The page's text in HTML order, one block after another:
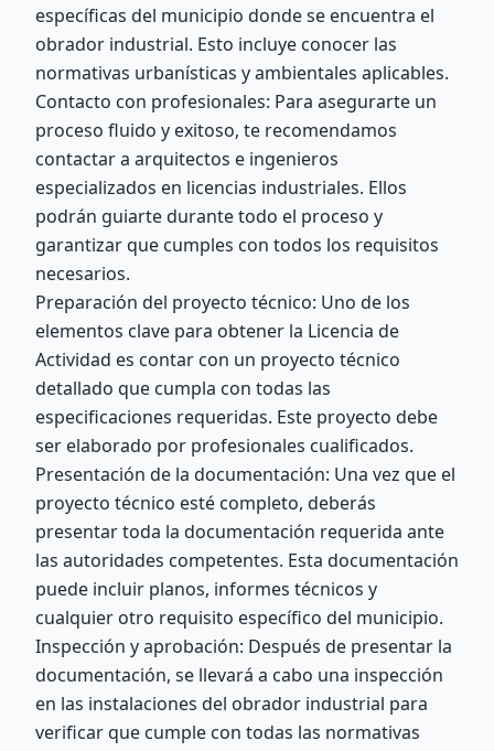
específicas del municipio donde se encuentra el
obrador industrial. Esto incluye conocer las
normativas urbanísticas y ambientales aplicables.
Contacto con profesionales: Para asegurarte un
proceso fluido y exitoso, te recomendamos
contactar a arquitectos e ingenieros
especializados en licencias industriales. Ellos
podrán guiarte durante todo el proceso y
garantizar que cumples con todos los requisitos
necesarios.
Preparación del proyecto técnico: Uno de los
elementos clave para obtener la Licencia de
Actividad es contar con un proyecto técnico
detallado que cumpla con todas las
especificaciones requeridas. Este proyecto debe
ser elaborado por profesionales cualificados.
Presentación de la documentación: Una vez que el
proyecto técnico esté completo, deberás
presentar toda la documentación requerida ante
las autoridades competentes. Esta documentación
puede incluir planos, informes técnicos y
cualquier otro requisito específico del municipio.
Inspección y aprobación: Después de presentar la
documentación, se llevará a cabo una inspección
en las instalaciones del obrador industrial para
verificar que cumple con todas las normativas